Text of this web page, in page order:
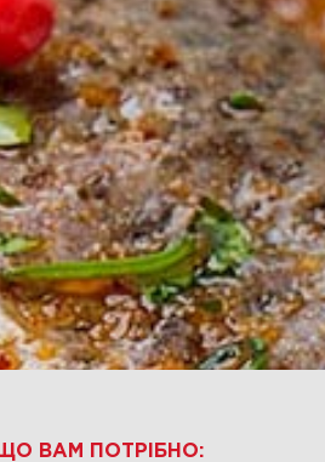
ВАМ ПОТРІБНО: